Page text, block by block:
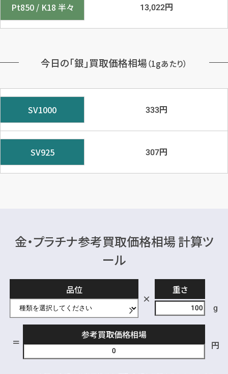
Pt850 / K18 半々 13,022円
今日の「銀」買取価格相場（1gあたり）
SV1000 333円
SV925 307円
金・プラチナ参考買取価格相場 計算ツ
ール
品位
重さ
g
参考買取価格相場
円